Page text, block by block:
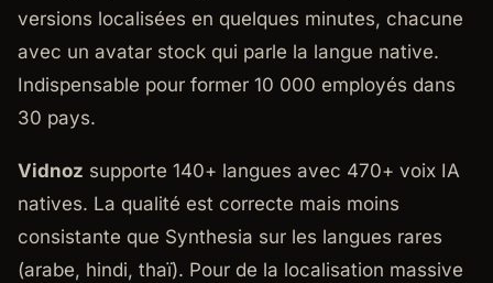
versions localisées en quelques minutes, chacune
avec un avatar stock qui parle la langue native.
Indispensable pour former 10 000 employés dans
30 pays.
Vidnoz supporte 140+ langues avec 470+ voix IA
natives. La qualité est correcte mais moins
consistante que Synthesia sur les langues rares
(arabe, hindi, thaï). Pour de la localisation massive